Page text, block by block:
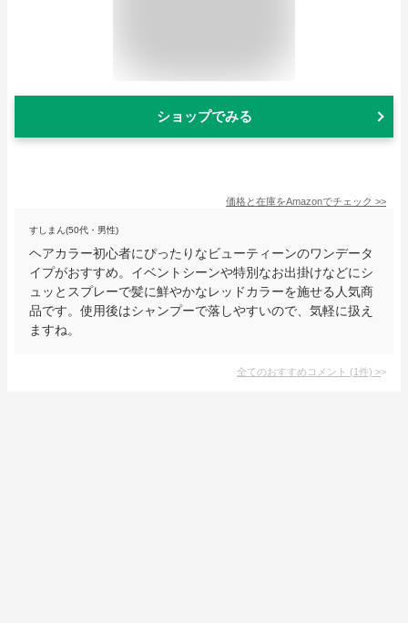
ショップでみる
価格と在庫をAmazonでチェック >>
すしまん(50代・男性)
ヘアカラー初心者にぴったりなビューティーンのワンデータ
イプがおすすめ。イベントシーンや特別なお出掛けなどにシ
ュッとスプレーで髪に鮮やかなレッドカラーを施せる人気商
品です。使用後はシャンプーで落しやすいので、気軽に扱え
ますね。
全てのおすすめコメント (1件) >